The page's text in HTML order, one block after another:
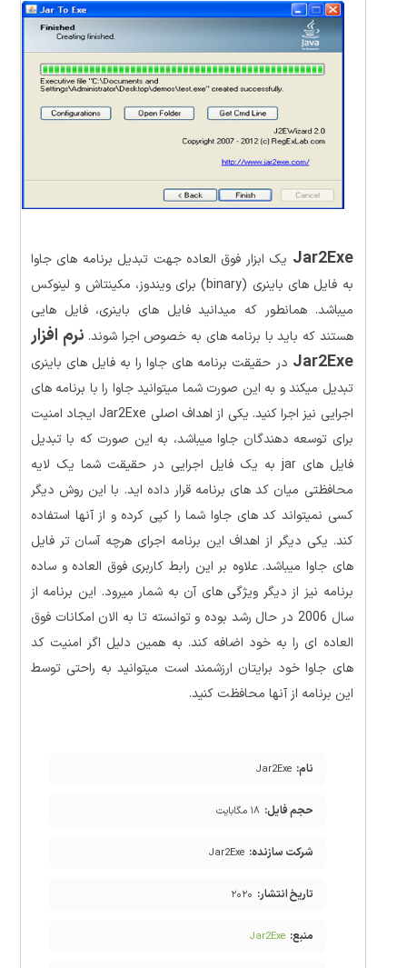
Jar2Exe یک ابزار فوق العاده جهت تبدیل برنامه های جاوا
به فایل های باینری (binary) برای ویندوز، مکینتاش و لینوکس
میباشد. همانطور که میدانید فایل های باینری، فایل هایی
هستند که باید با برنامه های به خصوص اجرا شوند. نرم افزار
Jar2Exe در حقیقت برنامه های جاوا را به فایل های باینری
تبدیل میکند و به این صورت شما میتوانید جاوا را با برنامه های
اجرایی نیز اجرا کنید. یکی از اهداف اصلی Jar2Exe ایجاد امنیت
برای توسعه دهندگان جاوا میباشد، به این صورت که با تبدیل
فایل های jar به یک فایل اجرایی در حقیقت شما یک لایه
محافظتی میان کد های برنامه قرار داده اید. با این روش دیگر
کسی نمیتواند کد های جاوا شما را کپی کرده و از آنها استفاده
کند. یکی دیگر از اهداف این برنامه اجرای هرچه آسان تر فایل
های جاوا میباشد. علاوه بر این رابط کاربری فوق العاده و ساده
برنامه نیز از دیگر ویژگی های آن به شمار میرود. این برنامه از
سال 2006 در حال رشد بوده و توانسته تا به الان امکانات فوق
العاده ای را به خود اضافه کند. به همین دلیل اگر امنیت کد
های جاوا خود برایتان ارزشمند است میتوانید به راحتی توسط
این برنامه از آنها محافظت کنید.
نام: Jar2Exe
حجم فایل: ۱۸ مگابایت
شرکت سازنده: Jar2Exe
تاریخ انتشار: ۲۰۲۰
منبع: Jar2Exe